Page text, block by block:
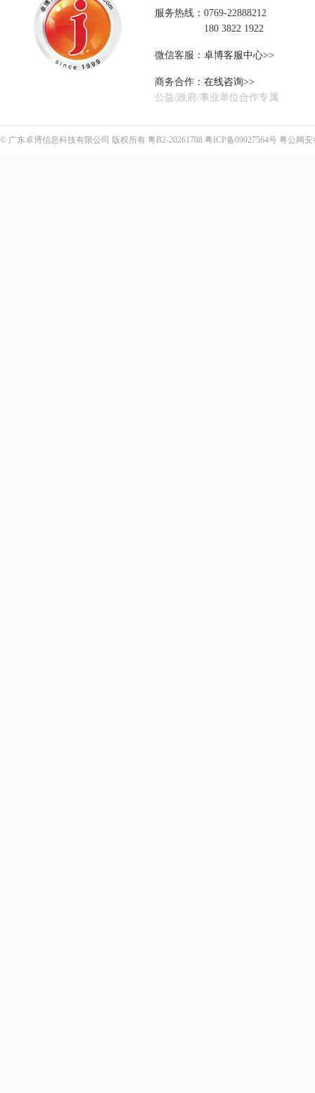
服务热线：0769-22888212
180 3822 1922
微信客服： 卓博客服中心>>
商务合作： 在线咨询>>
公益/政府/事业单位合作专属
© 广东卓博信息科技有限公司 版权所有 粤B2-20261708 粤ICP备09027564号 粤公网安